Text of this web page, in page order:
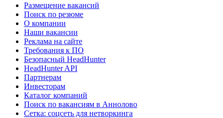
Размещение вакансий
Поиск по резюме
О компании
Наши вакансии
Реклама на сайте
Требования к ПО
Безопасный HeadHunter
HeadHunter API
Партнерам
Инвесторам
Каталог компаний
Поиск по вакансиям в Аннолово
Сетка: соцсеть для нетворкинга